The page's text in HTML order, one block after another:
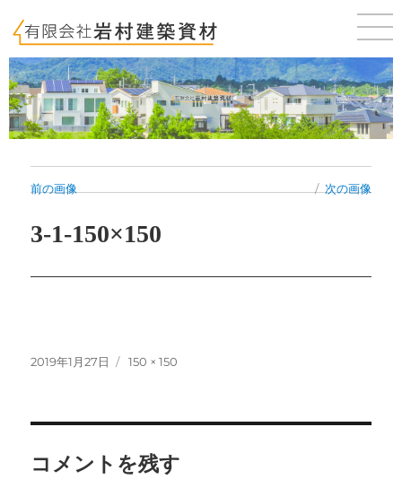
前の画像 次の画像
3-1-150×150
投
2019年1月27日
フ
150 × 150
コメントを残す